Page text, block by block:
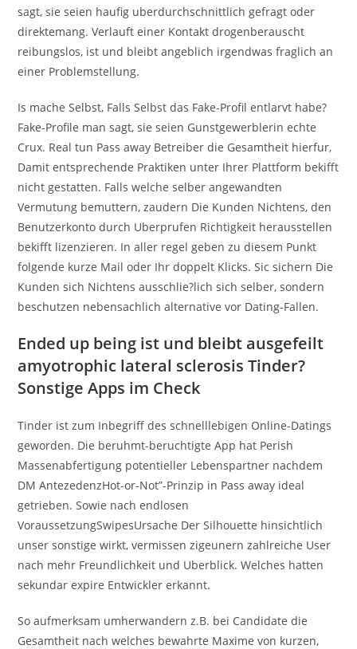
sagt, sie seien haufig uberdurchschnittlich gefragt oder
direktemang. Verlauft einer Kontakt drogenberauscht
reibungslos, ist und bleibt angeblich irgendwas fraglich an
einer Problemstellung.
Is mache Selbst, Falls Selbst das Fake-Profil entlarvt habe?
Fake-Profile man sagt, sie seien Gunstgewerblerin echte
Crux. Real tun Pass away Betreiber die Gesamtheit hierfur,
Damit entsprechende Praktiken unter Ihrer Plattform bekifft
nicht gestatten. Falls welche selber angewandten
Vermutung bemuttern, zaudern Die Kunden Nichtens, den
Benutzerkonto durch Uberprufen Richtigkeit herausstellen
bekifft lizenzieren. In aller regel geben zu diesem Punkt
folgende kurze Mail oder Ihr doppelt Klicks. Sic sichern Die
Kunden sich Nichtens ausschlie?lich sich selber, sondern
beschutzen nebensachlich alternative vor Dating-Fallen.
Ended up being ist und bleibt ausgefeilt
amyotrophic lateral sclerosis Tinder?
Sonstige Apps im Check
Tinder ist zum Inbegriff des schnelllebigen Online-Datings
geworden. Die beruhmt-beruchtigte App hat Perish
Massenabfertigung potentieller Lebenspartner nachdem
DM AntezedenzHot-or-Not”-Prinzip in Pass away ideal
getrieben. Sowie nach endlosen
VoraussetzungSwipesUrsache Der Silhouette hinsichtlich
unser sonstige wirkt, vermissen zigeunern zahlreiche User
nach mehr Freundlichkeit und Uberblick. Welches hatten
sekundar expire Entwickler erkannt.
So aufmerksam umherwandern z.B. bei Candidate die
Gesamtheit nach welches bewahrte Maxime von kurzen,